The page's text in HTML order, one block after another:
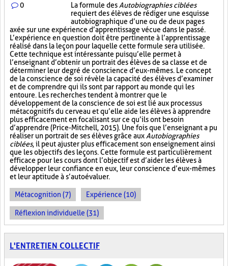
0 La formule des Autobiographies ciblées
requiert des élèves de rédiger une esquisse
autobiographique d’une ou de deux pages
axée sur une expérience d’apprentissage vécue dans le passé.
L’expérience en question doit être pertinente à l’apprentissage
réalisé dans la leçon pour laquelle cette formule sera utilisée.
Cette technique est intéressante puisqu’elle permet à
l’enseignant d’obtenir un portrait des élèves de sa classe et de
déterminer leur degré de conscience d’eux-mêmes. Le concept
de la conscience de soi révèle la capacité des élèves d’examiner
et de comprendre qui ils sont par rapport au monde qui les
entoure. Les recherches tendent à montrer que le
développement de la conscience de soi est lié aux processus
métacognitifs du cerveau et qu’elle aide les élèves à apprendre
plus efficacement en focalisant sur ce qu’ils ont besoin
d’apprendre (Price-Mitchell, 2015). Une fois que l’enseignant a pu
réaliser un portrait de ses élèves grâce aux Autobiographies
ciblées, il peut ajuster plus efficacement son enseignement ainsi
que les objectifs des leçons. Cette formule est particulièrement
efficace pour les cours dont l’objectif est d’aider les élèves à
développer leur confiance en eux, leur conscience d’eux-mêmes
et leur aptitude à s’autoévaluer.
Métacognition (7) Expérience (10)
Réflexion individuelle (31)
L'ENTRETIEN COLLECTIF